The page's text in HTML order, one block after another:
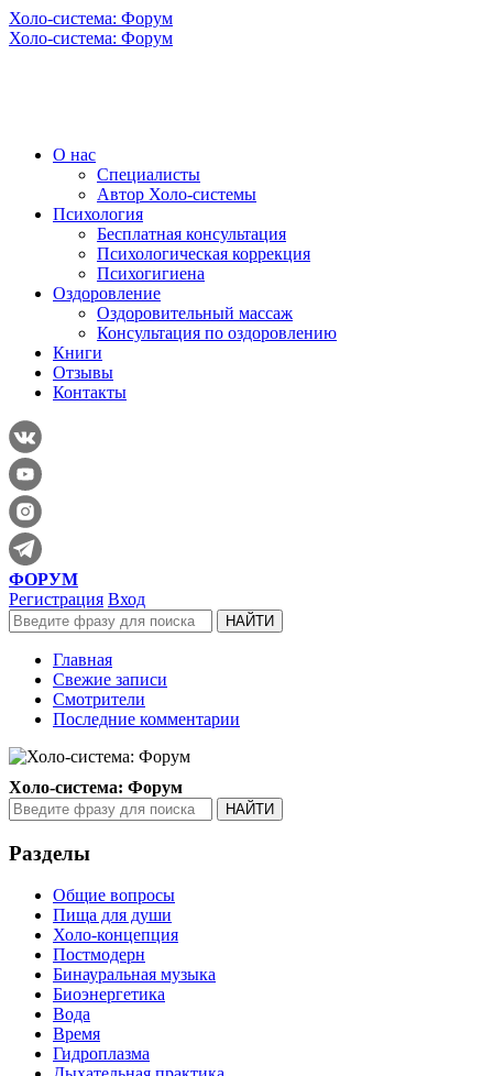
Холо-система: Форум
Холо-система: Форум
О нас
Специалисты
Автор Холо-системы
Психология
Бесплатная консультация
Психологическая коррекция
Психогигиена
Оздоровление
Оздоровительный массаж
Консультация по оздоровлению
Книги
Отзывы
Контакты
ФОРУМ
Регистрация Вход
Главная
Свежие записи
Смотрители
Последние комментарии
Холо-система: Форум
Разделы
Общие вопросы
Пища для души
Холо-концепция
Постмодерн
Бинауральная музыка
Биоэнергетика
Вода
Время
Гидроплазма